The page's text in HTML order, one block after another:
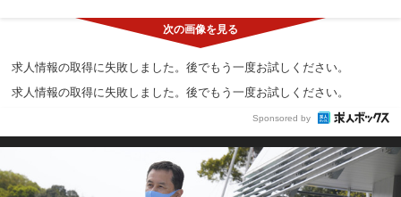
求人情報の取得に失敗しました。後でもう一度お試しください。
求人情報の取得に失敗しました。後でもう一度お試しください。
Sponsored by